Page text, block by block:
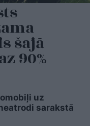
šajā
90%
uz
sarakstā